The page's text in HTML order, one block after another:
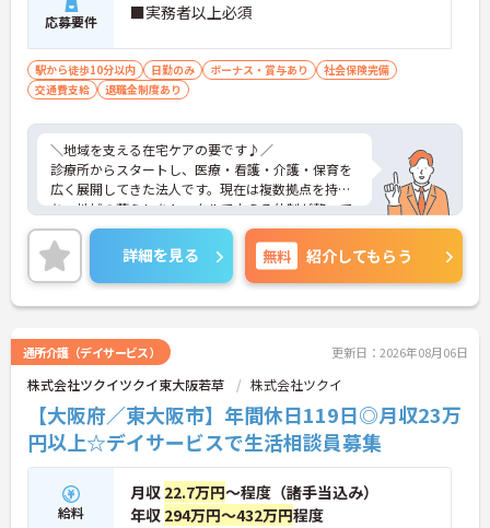
応募要件 ■実務者以上必須
駅から徒歩10分以内 日勤のみ ボーナス・賞与あり
社会保険完備
交通費支給
退職金制度あり
＼地域を支える在宅ケアの要です♪／
診療所からスタートし、医療・看護・介護・保育を
広く展開してきた法人です。現在は複数拠点を持
ち、地域の暮らしをトータルで支える体制が整って
います。訪問介護では、生活支援だけでなくサービ
ス調整や計画見直しまで一貫して関わることがで
き、やりがいを実感しやすい環境です。医療機関を
母体としているため、多職種連携もスムーズで安
心。働き方は「9:00～17:00勤務」と無理なく続け
ー体制が整っています。
■7時間勤務で働きやすさ抜群♪
生活リズムを整えやすい勤務環境が魅力です。
・「9:00～17:00勤務」で拘束時間が短め
・土日休み＋季節休暇でしっかりリフレッシュ
→ 無理なく長く働きたい方にぴったりな環境です
詳細を見る 無料 紹介してもらう
通所介護（デイサービス） 更新日：2026年08月06日
株式会社ツクイツクイ東大阪若草 株式会社ツクイ
【大阪府／東大阪市】年間休日119日◎月収23万
円以上☆デイサービスで生活相談員募集
給料
月収 22.7万円～程度（諸手当込み）
年収 294万円～432万円程度